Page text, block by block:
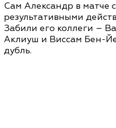
Сам Александр в матче
результативными
Забили его коллеги –
Аклиуш и Виссам Бен-
дубль.